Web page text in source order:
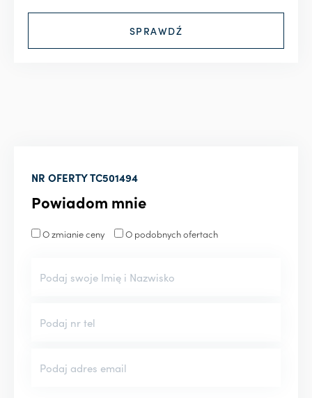
NR OFERTYTC501494
Powiadom mnie
O zmianie ceny O podobnych ofertach